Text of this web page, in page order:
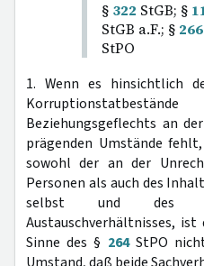
§ 322 StGB; §
StGB a.F.; § 266
StPO
1. Wenn es hinsichtlich
Beziehungsgeflechts an
prägenden Umstände
sowohl der an der
Personen als auch des
selbst und des ihr
Austauschverhältnisses,
Sinne des § 264StPO